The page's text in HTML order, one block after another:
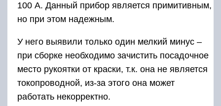
100 А. Данный прибор является примитивным,
но при этом надежным.
У него выявили только один мелкий минус –
при сборке необходимо зачистить посадочное
место рукоятки от краски, т.к. она не является
токопроводной, из-за этого она может
работать некорректно.